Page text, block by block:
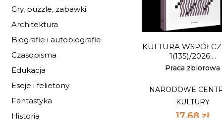
Gry, puzzle, zabawki
Architektura
Biografie i autobiografie
Czasopisma
Edukacja
Eseje i felietony
Fantastyka
Historia
KULTURY
30,60 zł
45,00 złnajniższa
Dostępnych: mały
Ilość:
DO
KULTURA
1(135)/2026:...
Praca zbiorowa
NARODOWE
KULTURY
17,68 zł